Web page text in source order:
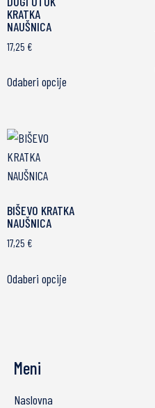
KRATKA
NAUŠNICA
17,25 €
Odaberi opcije
BIŠEVO KRATKA
NAUŠNICA
17,25 €
Odaberi opcije
Meni
Naslovna